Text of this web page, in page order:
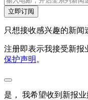
立即订阅
只想接收感兴趣的新闻
注册即表示我接受新报
保护声明 。
是， 我希望收到新报